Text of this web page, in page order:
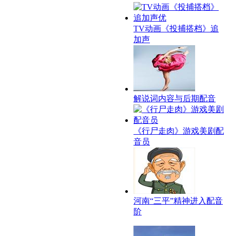
TV动画《投捕搭档》追
加声
解说词内容与后期配音
《行尸走肉》游戏美剧配
音员
河南“三平”精神进入配音
阶